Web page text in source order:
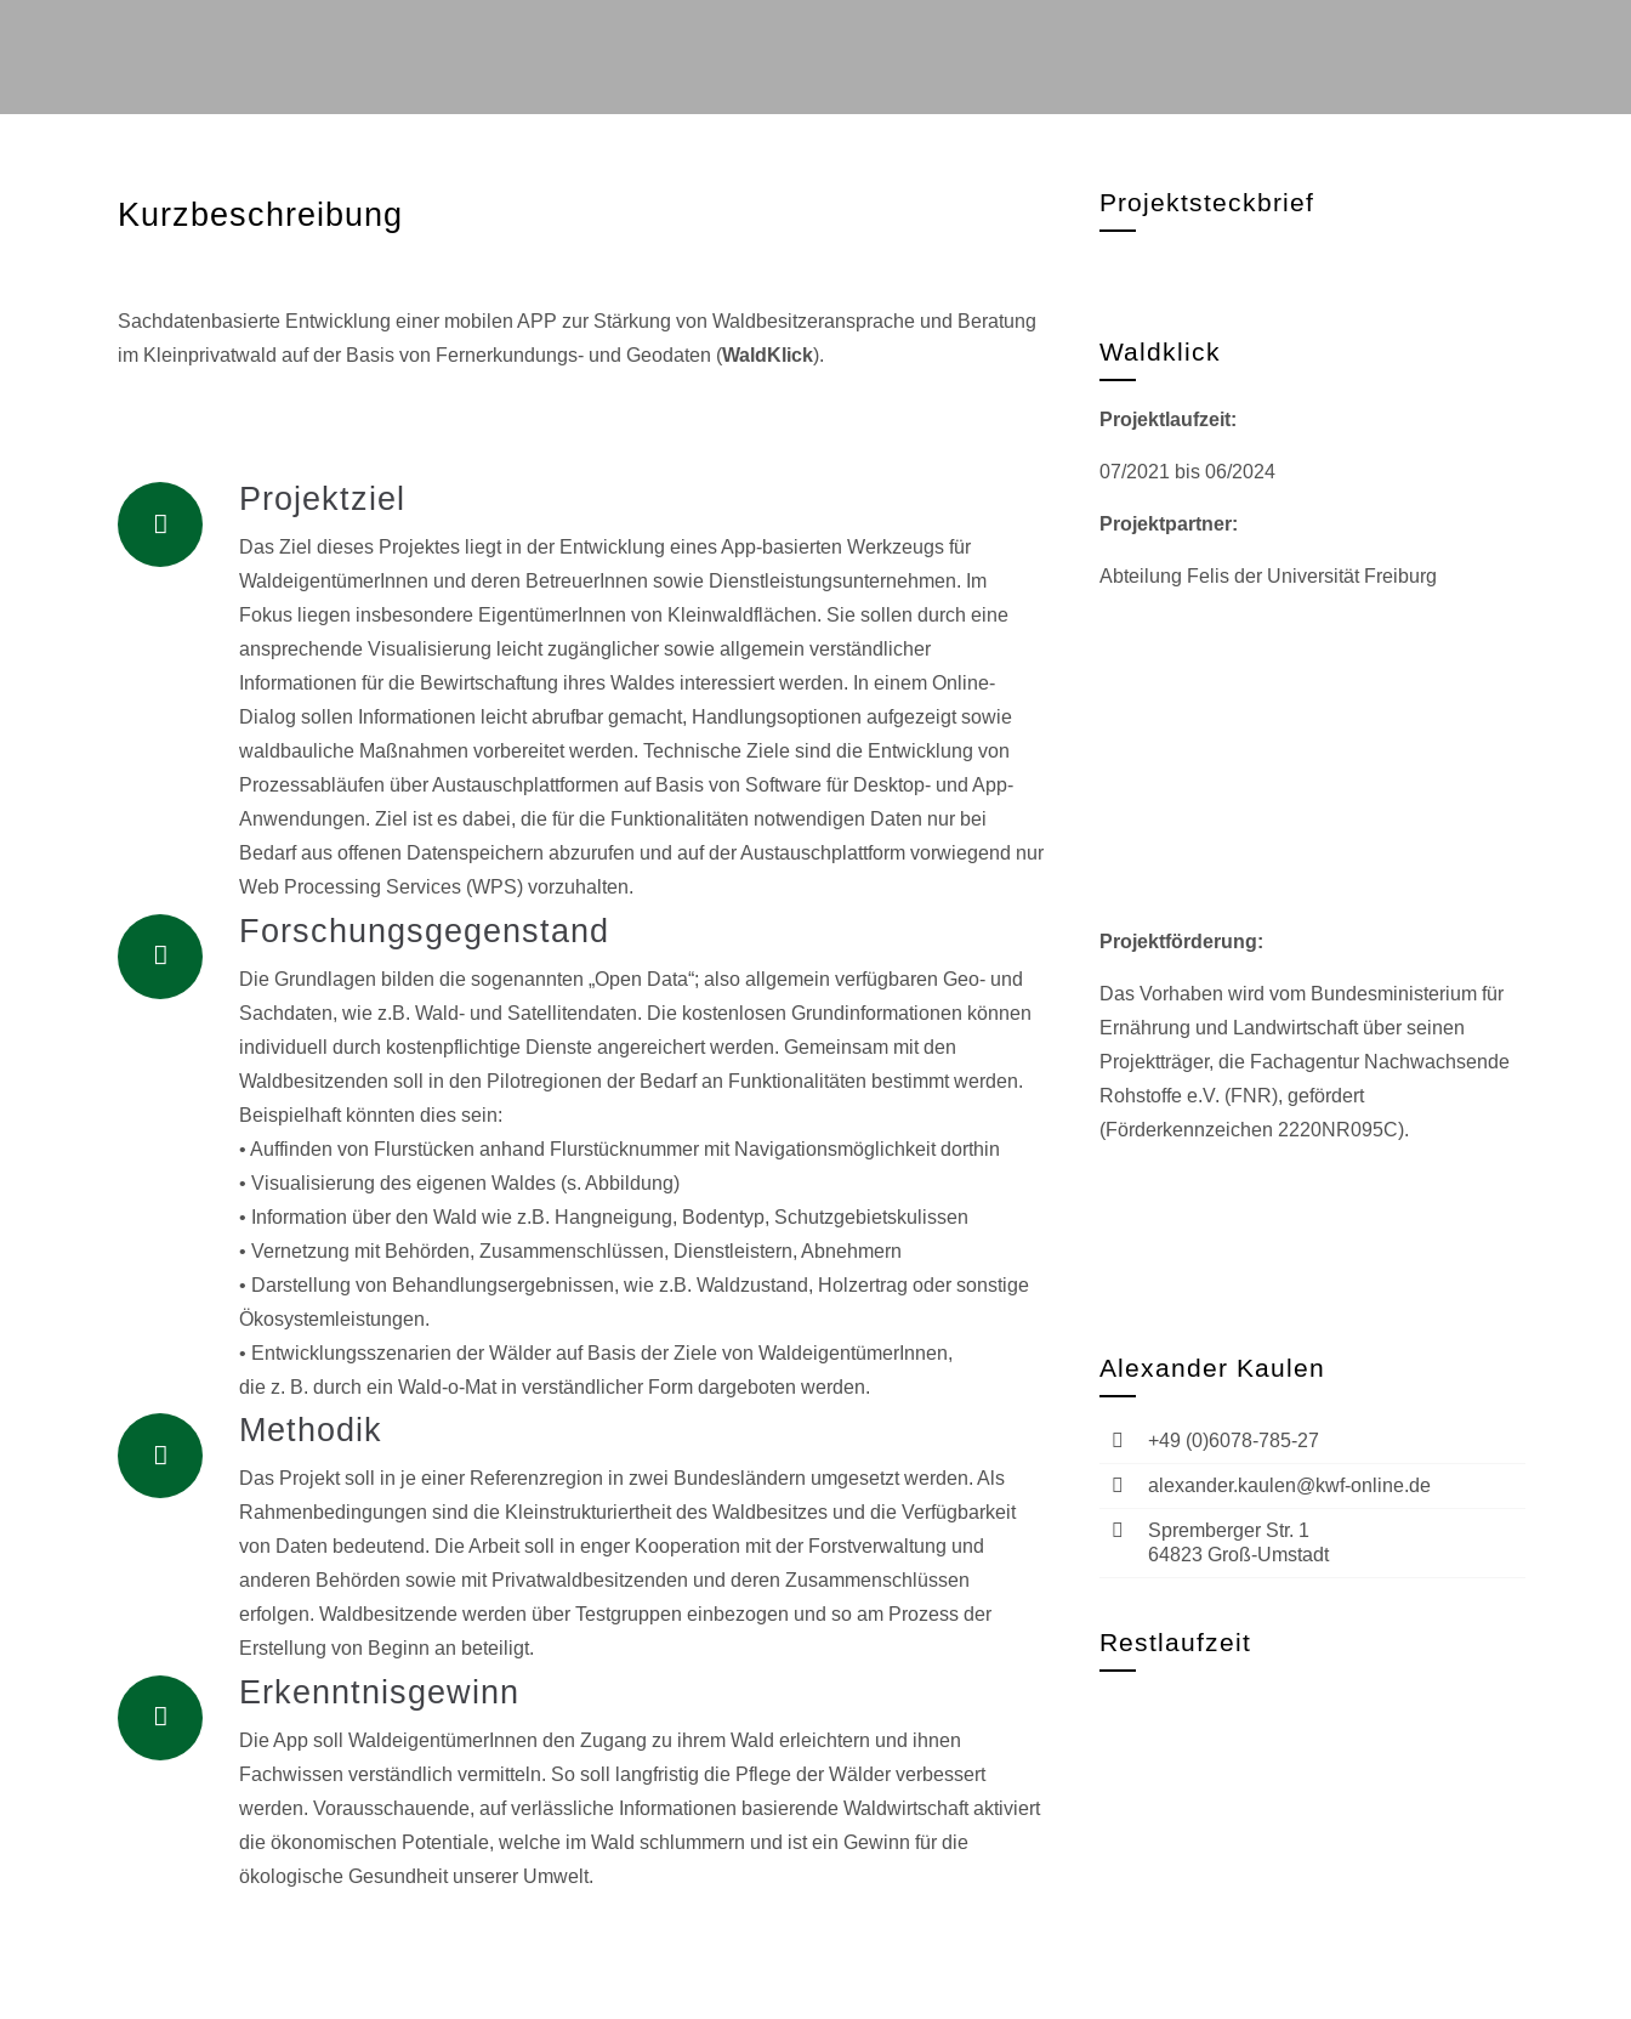
Kurzbeschreibung
Sachdatenbasierte Entwicklung einer mobilen APP zur Stärkung von Waldbesitzeransprache und Beratung
im Kleinprivatwald auf der Basis von Fernerkundungs- und Geodaten (WaldKlick).
Projektziel
Das Ziel dieses Projektes liegt in der Entwicklung eines App-basierten Werkzeugs für
WaldeigentümerInnen und deren BetreuerInnen sowie Dienstleistungsunternehmen. Im
Fokus liegen insbesondere EigentümerInnen von Kleinwaldflächen. Sie sollen durch eine
ansprechende Visualisierung leicht zugänglicher sowie allgemein verständlicher
Informationen für die Bewirtschaftung ihres Waldes interessiert werden. In einem Online-
Dialog sollen Informationen leicht abrufbar gemacht, Handlungsoptionen aufgezeigt sowie
waldbauliche Maßnahmen vorbereitet werden. Technische Ziele sind die Entwicklung von
Prozessabläufen über Austauschplattformen auf Basis von Software für Desktop- und App-
Anwendungen. Ziel ist es dabei, die für die Funktionalitäten notwendigen Daten nur bei
Bedarf aus offenen Datenspeichern abzurufen und auf der Austauschplattform vorwiegend nur
Web Processing Services (WPS) vorzuhalten.
Forschungsgegenstand
Die Grundlagen bilden die sogenannten „Open Data“; also allgemein verfügbaren Geo- und
Sachdaten, wie z.B. Wald- und Satellitendaten. Die kostenlosen Grundinformationen können
individuell durch kostenpflichtige Dienste angereichert werden. Gemeinsam mit den
Waldbesitzenden soll in den Pilotregionen der Bedarf an Funktionalitäten bestimmt werden.
Beispielhaft könnten dies sein:
• Auffinden von Flurstücken anhand Flurstücknummer mit Navigationsmöglichkeit dorthin
• Visualisierung des eigenen Waldes (s. Abbildung)
• Information über den Wald wie z.B. Hangneigung, Bodentyp, Schutzgebietskulissen
• Vernetzung mit Behörden, Zusammenschlüssen, Dienstleistern, Abnehmern
• Darstellung von Behandlungsergebnissen, wie z.B. Waldzustand, Holzertrag oder sonstige
Ökosystemleistungen.
• Entwicklungsszenarien der Wälder auf Basis der Ziele von WaldeigentümerInnen,
die z. B. durch ein Wald-o-Mat in verständlicher Form dargeboten werden.
Methodik
Das Projekt soll in je einer Referenzregion in zwei Bundesländern umgesetzt werden. Als
Rahmenbedingungen sind die Kleinstrukturiertheit des Waldbesitzes und die Verfügbarkeit
von Daten bedeutend. Die Arbeit soll in enger Kooperation mit der Forstverwaltung und
anderen Behörden sowie mit Privatwaldbesitzenden und deren Zusammenschlüssen
erfolgen. Waldbesitzende werden über Testgruppen einbezogen und so am Prozess der
Erstellung von Beginn an beteiligt.
Erkenntnisgewinn
Die App soll WaldeigentümerInnen den Zugang zu ihrem Wald erleichtern und ihnen
Fachwissen verständlich vermitteln. So soll langfristig die Pflege der Wälder verbessert
werden. Vorausschauende, auf verlässliche Informationen basierende Waldwirtschaft aktiviert
die ökonomischen Potentiale, welche im Wald schlummern und ist ein Gewinn für die
ökologische Gesundheit unserer Umwelt.
Projektsteckbrief
Waldklick
Projektlaufzeit:
07/2021 bis 06/2024
Projektpartner:
Abteilung Felis der Universität Freiburg
Projektförderung:
Das Vorhaben wird vom Bundesministerium für
Ernährung und Landwirtschaft über seinen
Projektträger, die Fachagentur Nachwachsende
Rohstoffe e.V. (FNR), gefördert
(Förderkennzeichen 2220NR095C).
Alexander Kaulen
+49 (0)6078-785-27
alexander.kaulen@kwf-online.de
Spremberger Str. 1
64823 Groß-Umstadt
Restlaufzeit